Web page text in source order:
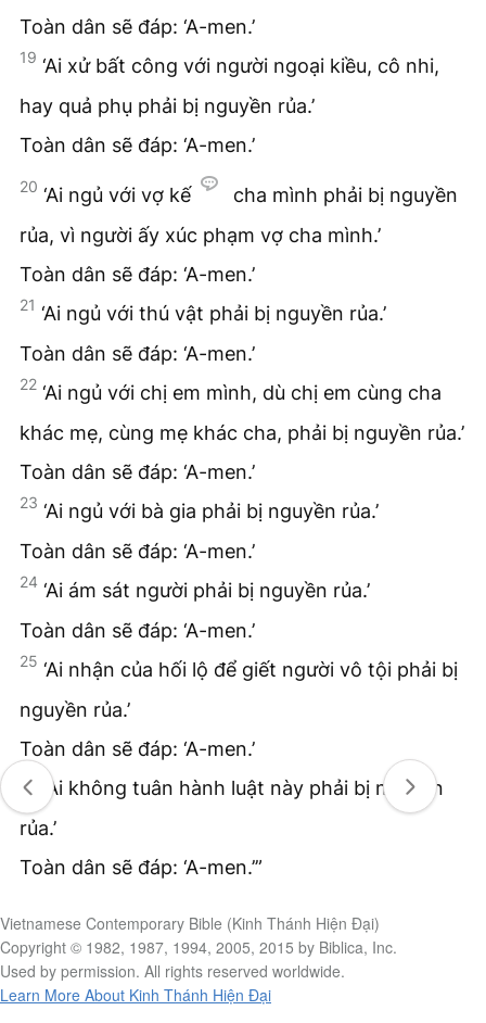
Toàn dân sẽ đáp: ‘A-men.’
19 ‘Ai xử bất công với người ngoại kiều, cô nhi,
hay quả phụ phải bị nguyền rủa.’
Toàn dân sẽ đáp: ‘A-men.’
20 ‘Ai ngủ với vợ kế
cha mình phải bị nguyền
rủa, vì người ấy xúc phạm vợ cha mình.’
Toàn dân sẽ đáp: ‘A-men.’
21 ‘Ai ngủ với thú vật phải bị nguyền rủa.’
Toàn dân sẽ đáp: ‘A-men.’
22 ‘Ai ngủ với chị em mình, dù chị em cùng cha
khác mẹ, cùng mẹ khác cha, phải bị nguyền rủa.’
Toàn dân sẽ đáp: ‘A-men.’
23 ‘Ai ngủ với bà gia phải bị nguyền rủa.’
Toàn dân sẽ đáp: ‘A-men.’
24 ‘Ai ám sát người phải bị nguyền rủa.’
Toàn dân sẽ đáp: ‘A-men.’
25 ‘Ai nhận của hối lộ để giết người vô tội phải bị
nguyền rủa.’
Toàn dân sẽ đáp: ‘A-men.’
26
‘Ai không tuân hành luật này phải bị nguyền
rủa.’
Toàn dân sẽ đáp: ‘A-men.’”
Vietnamese Contemporary Bible (Kinh Thánh Hiện Đại)
Copyright © 1982, 1987, 1994, 2005, 2015 by Biblica, Inc.
Used by permission. All rights reserved worldwide.
Learn More About Kinh Thánh Hiện Đại